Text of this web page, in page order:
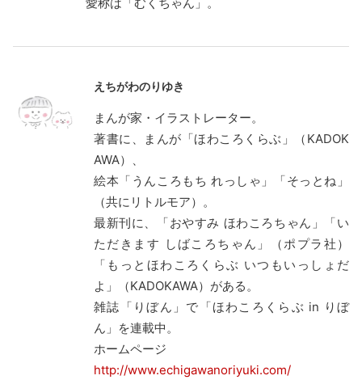
えちがわのりゆき
まんが家・イラストレーター。
著書に、まんが「ほわころくらぶ」（KADOK
AWA）、
絵本「うんころもち れっしゃ」「そっとね」
（共にリトルモア）。
最新刊に、「おやすみ ほわころちゃん」「い
ただきます しばころちゃん」（ポプラ社）
「もっとほわころくらぶ いつもいっしょだ
よ」（KADOKAWA）がある。
雑誌「りぼん」で「ほわころくらぶ in りぼ
ん」を連載中。
ホームページ
http://www.echigawanoriyuki.com/